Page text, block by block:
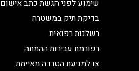
שימוע לפני הגשת כתב אישום
בדיקת תיק במשטרה
רשלנות רפואית
רפורמת עבירות ההמתה
צו למניעת הטרדה מאיימת